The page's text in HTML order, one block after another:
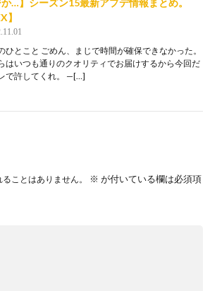
か…】シーズン15最新アプデ情報まとめ。
】
ひとこと ごめん、まじで時間が確保できなかった。
はいつも通りのクオリティでお届けするから今回だ
で許してくれ。 —[…]
ことはありません。 ※ が付いている欄は必須項